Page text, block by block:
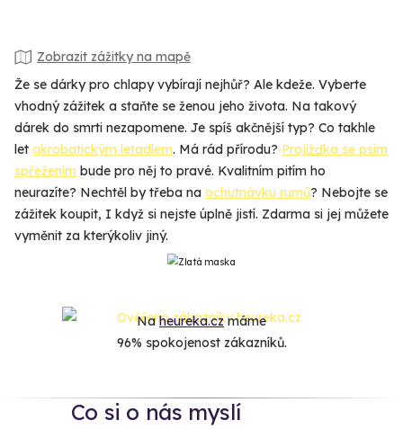
Zobrazit zážitky na mapě
Že se dárky pro chlapy vybírají nejhůř? Ale kdeže. Vyberte
vhodný zážitek a staňte se ženou jeho života. Na takový
dárek do smrti nezapomene. Je spíš akčnější typ? Co takhle
let akrobatickým letadlem. Má rád přírodu? Projížďka se psím
spřežením bude pro něj to pravé. Kvalitním pitím ho
neurazíte? Nechtěl by třeba na ochutnávku rumů? Nebojte se
zážitek koupit, I když si nejste úplně jistí. Zdarma si jej můžete
vyměnit za kterýkoliv jiný.
Naheureka.czmáme
96% spokojenost zákazníků.
Co si o nás myslí